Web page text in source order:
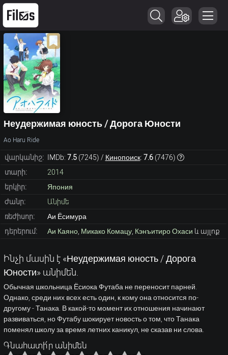
Неудержимая юность / Дорога Юности
Ao Haru Ride
վարկանիշ: IMDb: 7.5(7245) / Кинопоиск: 7.6(7476)
տարի:
2014
երկիր:
Япония
ժանր:
Անիմե
ռեժիսոր:
Аи Ёсимура
դերերում:
Аи Каяно, Микако Комацу, Кэнъитиро Охаси և այլոք
Ինչի մասին է «Неудержимая юность / Дорога
Юности» անիմեն.
Обычная школьница Ёсиока Футаба не переносит парней.
Однако, среди них всех есть один, к кому она относится по-
другому - Танака. В какой-то момент их отношения начинают
развиваться, но Футабу шокирует новость о том, что Танака
поменял школу за время летних каникул, не сказав ни слова.
Գնահատի՛ր անիմեն